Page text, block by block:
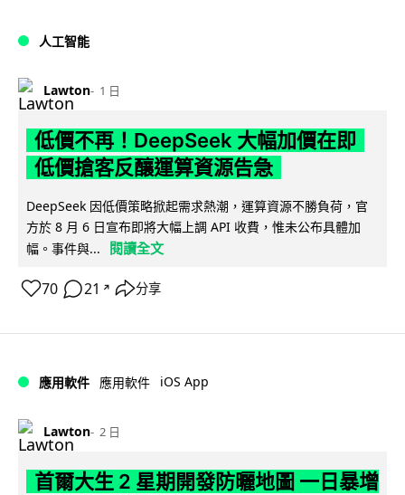
人工智能
Lawton 1 日
低價不再！DeepSeek 大幅加價在即
低價搶客反釀運算資源告急
DeepSeek 因低價策略掀起需求熱潮，運算資源不勝負荷，官
方於 8 月 6 日宣布即將大幅上調 API 收費，惟未公布具體加
幅。事件與...
閱讀全文
70 21 ↗ 分享
應用軟件 應用軟件 iOS App
Lawton 2 日
首爾大生 2 星期開發防曬地圖 一日暴增